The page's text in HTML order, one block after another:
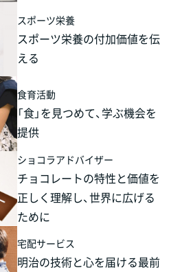
スポーツ栄養
スポーツ栄養の付加価値を伝
える
食育活動
「食」を見つめて、学ぶ機会を
提供
ショコラアドバイザー
チョコレートの特性と価値を
正しく理解し、世界に広げる
ために
宅配サービス
明治の技術と心を届ける最前